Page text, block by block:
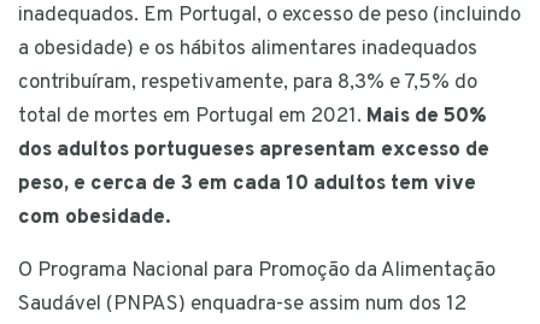
inadequados. Em Portugal, o excesso de peso (incluindo
a obesidade) e os hábitos alimentares inadequados
contribuíram, respetivamente, para 8,3% e 7,5% do
total de mortes em Portugal em 2021. Mais de 50%
dos adultos portugueses apresentam excesso de
peso, e cerca de 3 em cada 10 adultos tem vive
com obesidade.
O Programa Nacional para Promoção da Alimentação
Saudável (PNPAS) enquadra-se assim num dos 12